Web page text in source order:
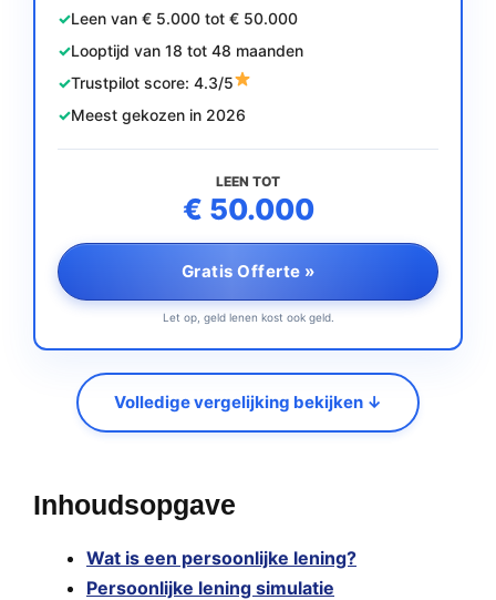
Leen van € 5.000 tot € 50.000
Looptijd van 18 tot 48 maanden
Trustpilot score: 4.3/5
Meest gekozen in 2026
LEEN TOT
€ 50.000
Gratis Offerte »
Let op, geld lenen kost ook geld.
Volledige vergelijking bekijken ↓
Inhoudsopgave
Wat is een persoonlijke lening?
Persoonlijke lening simulatie